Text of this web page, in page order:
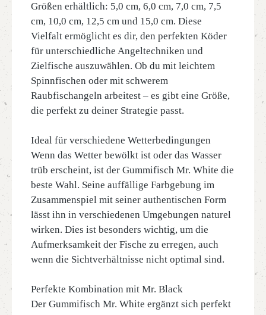
Größen erhältlich: 5,0 cm, 6,0 cm, 7,0 cm, 7,5
cm, 10,0 cm, 12,5 cm und 15,0 cm. Diese
Vielfalt ermöglicht es dir, den perfekten Köder
für unterschiedliche Angeltechniken und
Zielfische auszuwählen. Ob du mit leichtem
Spinnfischen oder mit schwerem
Raubfischangeln arbeitest – es gibt eine Größe,
die perfekt zu deiner Strategie passt.
Ideal für verschiedene Wetterbedingungen
Wenn das Wetter bewölkt ist oder das Wasser
trüb erscheint, ist der Gummifisch Mr. White die
beste Wahl. Seine auffällige Farbgebung im
Zusammenspiel mit seiner authentischen Form
lässt ihn in verschiedenen Umgebungen naturel
wirken. Dies ist besonders wichtig, um die
Aufmerksamkeit der Fische zu erregen, auch
wenn die Sichtverhältnisse nicht optimal sind.
Perfekte Kombination mit Mr. Black
Der Gummifisch Mr. White ergänzt sich perfekt